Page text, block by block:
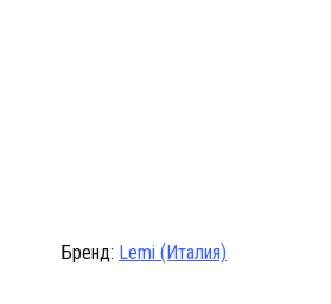
Бренд: Lemi (Италия)